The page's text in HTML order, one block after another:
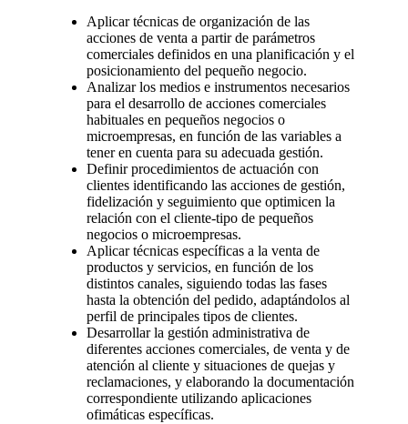
Aplicar técnicas de organización de las
acciones de venta a partir de parámetros
comerciales definidos en una planificación y el
posicionamiento del pequeño negocio.
Analizar los medios e instrumentos necesarios
para el desarrollo de acciones comerciales
habituales en pequeños negocios o
microempresas, en función de las variables a
tener en cuenta para su adecuada gestión.
Definir procedimientos de actuación con
clientes identificando las acciones de gestión,
fidelización y seguimiento que optimicen la
relación con el cliente-tipo de pequeños
negocios o microempresas.
Aplicar técnicas específicas a la venta de
productos y servicios, en función de los
distintos canales, siguiendo todas las fases
hasta la obtención del pedido, adaptándolos al
perfil de principales tipos de clientes.
Desarrollar la gestión administrativa de
diferentes acciones comerciales, de venta y de
atención al cliente y situaciones de quejas y
reclamaciones, y elaborando la documentación
correspondiente utilizando aplicaciones
ofimáticas específicas.